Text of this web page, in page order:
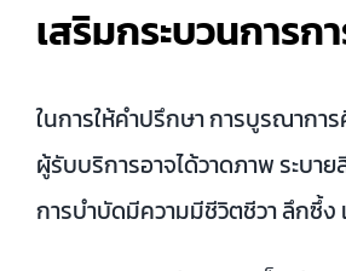
เสริมกระบวนการก
ในการให้คำปรึกษา การบูรณากา
ผู้รับบริการอาจได้วาดภาพ ระบ
การบำบัดมีความมีชีวิตชีวา ลึกซึ้ง